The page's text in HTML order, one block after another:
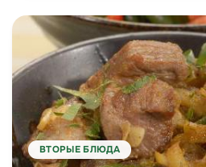
ВТОРЫЕ БЛЮДА